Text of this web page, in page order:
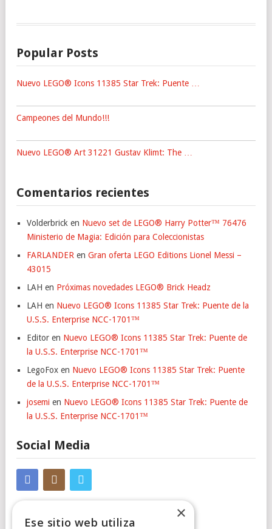
Popular Posts
Nuevo LEGO® Icons 11385 Star Trek: Puente …
Campeones del Mundo!!!
Nuevo LEGO® Art 31221 Gustav Klimt: The …
Comentarios recientes
Volderbrick en Nuevo set de LEGO® Harry Potter™ 76476
Ministerio de Magia: Edición para Coleccionistas
FARLANDER en Gran oferta LEGO Editions Lionel Messi –
43015
LAH en Próximas novedades LEGO® Brick Headz
LAH en Nuevo LEGO® Icons 11385 Star Trek: Puente de la
U.S.S. Enterprise NCC-1701™
Editor en Nuevo LEGO® Icons 11385 Star Trek: Puente de
la U.S.S. Enterprise NCC-1701™
LegoFox en Nuevo LEGO® Icons 11385 Star Trek: Puente
de la U.S.S. Enterprise NCC-1701™
josemi en Nuevo LEGO® Icons 11385 Star Trek: Puente de
la U.S.S. Enterprise NCC-1701™
Social Media
×
Ese sitio web utiliza